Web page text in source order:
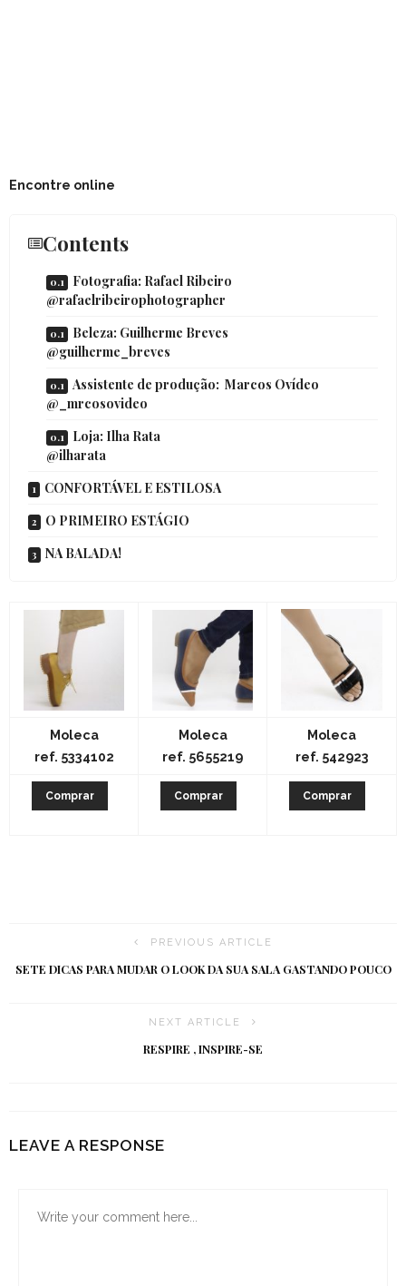
Encontre online
Contents
Fotografia: Rafael Ribeiro
@rafaelribeirophotographer
Beleza: Guilherme Breves
@guilherme_breves
Assistente de produção: Marcos Ovídeo
@_mrcosovideo
Loja: Ilha Rata
@ilharata
CONFORTÁVEL E ESTILOSA
O PRIMEIRO ESTÁGIO
NA BALADA!
Moleca
ref. 5334102
Moleca
ref. 5655219
Moleca
ref. 542923
Comprar Comprar Comprar
PREVIOUS ARTICLE
SETE DICAS PARA MUDAR O LOOK DA SUA SALA GASTANDO POUCO
NEXT ARTICLE
RESPIRE , INSPIRE-SE
LEAVE A RESPONSE